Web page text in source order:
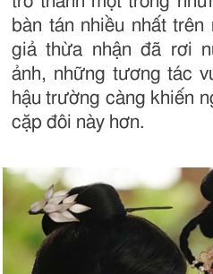
bàn tán nhiều nhất
giả thừa nhận đã rơi
ảnh, những tương tác
hậu trường càng khiến
cặp đôi này hơn.